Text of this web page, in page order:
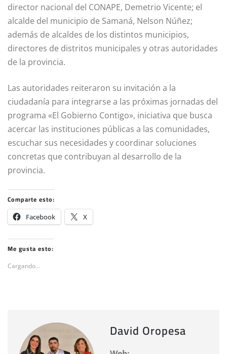
director nacional del CONAPE, Demetrio Vicente; el
alcalde del municipio de Samaná, Nelson Núñez;
además de alcaldes de los distintos municipios,
directores de distritos municipales y otras autoridades
de la provincia.
Las autoridades reiteraron su invitación a la
ciudadanía para integrarse a las próximas jornadas del
programa «El Gobierno Contigo», iniciativa que busca
acercar las instituciones públicas a las comunidades,
escuchar sus necesidades y coordinar soluciones
concretas que contribuyan al desarrollo de la
provincia.
Comparte esto:
Facebook X
Me gusta esto:
Cargando...
David Oropesa